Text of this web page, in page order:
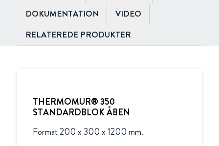
DOKUMENTATION
VIDEO
RELATEREDE PRODUKTER
THERMOMUR® 350
STANDARDBLOK ÅBEN
Format 200 x 300 x 1200 mm.